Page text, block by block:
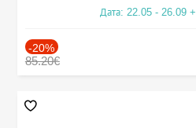
Дата: 22.05 - 26.09
-20%
85.20€